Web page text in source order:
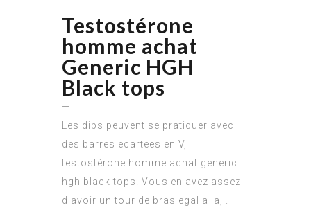
Testostérone
homme achat
Generic HGH
Black tops
—
Les dips peuvent se pratiquer avec
des barres ecartees en V,
testostérone homme achat generic
hgh black tops. Vous en avez assez
d avoir un tour de bras egal a la, .